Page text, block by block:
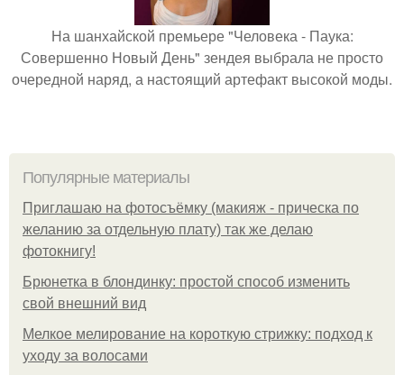
На шанхайской премьере "Человека - Паука:
Совершенно Новый День" зендея выбрала не просто
очередной наряд, а настоящий артефакт высокой моды.
Популярные материалы
Приглашаю на фотосъёмку (макияж - прическа по
желанию за отдельную плату) так же делаю
фотокнигу!
Брюнетка в блондинку: простой способ изменить
свой внешний вид
Мелкое мелирование на короткую стрижку: подход к
уходу за волосами